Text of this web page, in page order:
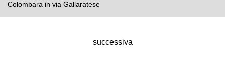
Colombara in via Gallaratese
successiva